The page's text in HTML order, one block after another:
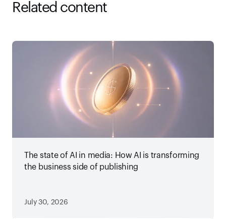
Related content
The state of AI in media: How AI is transforming
the business side of publishing
July 30, 2026